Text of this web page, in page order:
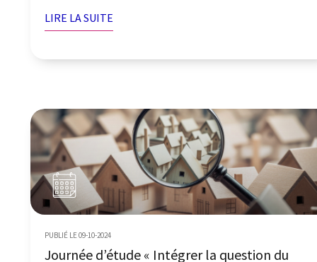
LIRE LA SUITE
Journée d’étude « Intégrer la question du
PUBLIÉ LE 09-10-2024